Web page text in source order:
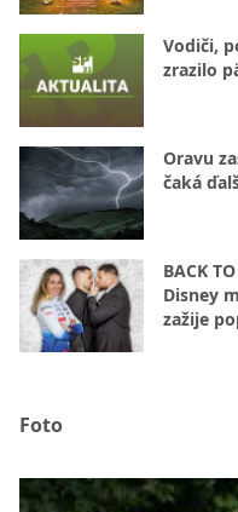
Vodiči,
zrazilo
Oravu
čaká
BACK
Disney
zažije
Foto